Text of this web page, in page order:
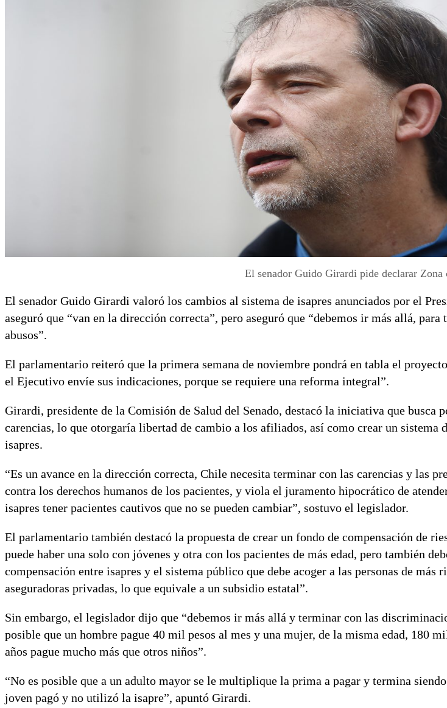
El senador Guido Girardi pide declarar
El senador Guido Girardi valoró los cambios al sistema de isapres anunciados por el
aseguró que “van en la dirección correcta”, pero aseguró que “debemos ir más allá,
abusos”.
El parlamentario reiteró que la primera semana de noviembre pondrá en tabla el
el Ejecutivo envíe sus indicaciones, porque se requiere una reforma integral”.
Girardi, presidente de la Comisión de Salud del Senado, destacó la iniciativa que busca
carencias, lo que otorgaría libertad de cambio a los afiliados, así como crear un sistema
isapres.
“Es un avance en la dirección correcta, Chile necesita terminar con las carencias y las
contra los derechos humanos de los pacientes, y viola el juramento hipocrático de
isapres tener pacientes cautivos que no se pueden cambiar”, sostuvo el legislador.
El parlamentario también destacó la propuesta de crear un fondo de compensación de
puede haber una solo con jóvenes y otra con los pacientes de más edad, pero también
compensación entre isapres y el sistema público que debe acoger a las personas de más
aseguradoras privadas, lo que equivale a un subsidio estatal”.
Sin embargo, el legislador dijo que “debemos ir más allá y terminar con las
posible que un hombre pague 40 mil pesos al mes y una mujer, de la misma edad, 180
años pague mucho más que otros niños”.
“No es posible que a un adulto mayor se le multiplique la prima a pagar y termina
joven pagó y no utilizó la isapre”, apuntó Girardi.